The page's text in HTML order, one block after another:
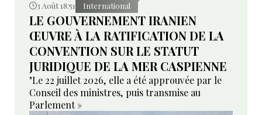
3 Août 18:51 International
LE GOUVERNEMENT IRANIEN
ŒUVRE À LA RATIFICATION DE LA
CONVENTION SUR LE STATUT
JURIDIQUE DE LA MER CASPIENNE
"Le 22 juillet 2026, elle a été approuvée par le
Conseil des ministres, puis transmise au
Parlement »